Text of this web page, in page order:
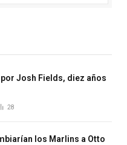
Josh Fields, diez años
28
los Marlins a Otto